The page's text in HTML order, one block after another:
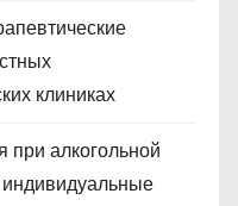
клиниках
при алкогольной